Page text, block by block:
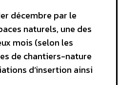
décembre par le
naturels, une des
mois (selon les
de chantiers-nature
d’insertion ainsi